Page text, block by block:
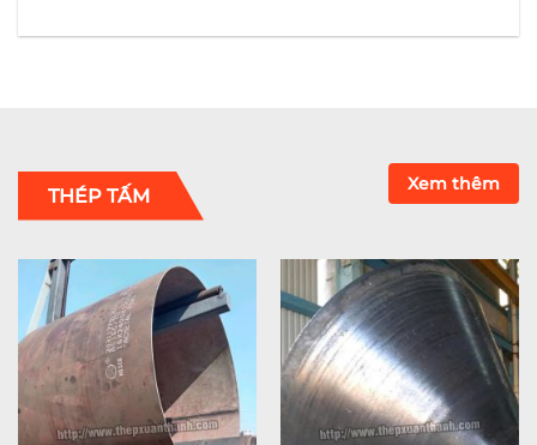
THÉP TẤM
Xem thêm